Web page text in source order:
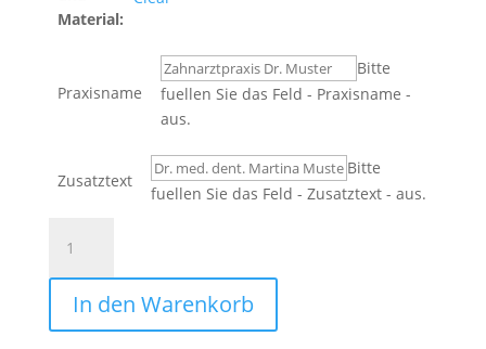
Material:
Praxisname
Bitte
fuellen Sie das Feld - Praxisname -
aus.
Zusatztext
Bitte
fuellen Sie das Feld - Zusatztext - aus.
Wandbild
-
Blue
Praxisname
In den Warenkorb